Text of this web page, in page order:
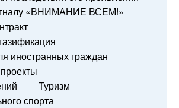
«ВНИМАНИЕ ВСЕМ!»
иностранных граждан
Туризм
спорта